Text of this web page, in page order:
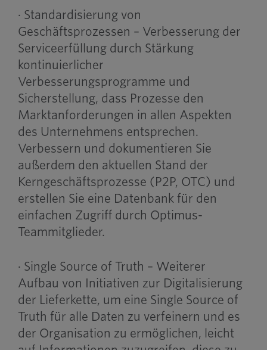
· Standardisierung von
Geschäftsprozessen – Verbesserung der
Serviceerfüllung durch Stärkung
kontinuierlicher
Verbesserungsprogramme und
Sicherstellung, dass Prozesse den
Marktanforderungen in allen Aspekten
des Unternehmens entsprechen.
Verbessern und dokumentieren Sie
außerdem den aktuellen Stand der
Kerngeschäftsprozesse (P2P, OTC) und
erstellen Sie eine Datenbank für den
einfachen Zugriff durch Optimus-
Teammitglieder.
· Single Source of Truth – Weiterer
Aufbau von Initiativen zur Digitalisierung
der Lieferkette, um eine Single Source of
Truth für alle Daten zu verfeinern und es
der Organisation zu ermöglichen, leicht